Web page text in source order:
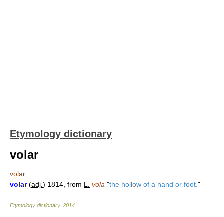
Etymology dictionary
volar
volar
volar(adj. ) 1814, from L. vola "the hollow of a hand or foot. "
Etymology dictionary. 2014